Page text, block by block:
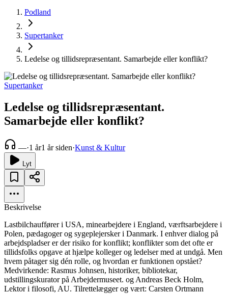
Podland
Supertanker
Ledelse og tillidsrepræsentant. Samarbejde eller konflikt?
Supertanker
Ledelse og tillidsrepræsentant.
Samarbejde eller konflikt?
—·1 år1 år siden·Kunst & Kultur
Lyt
Beskrivelse
Lastbilchauffører i USA, minearbejdere i England, værftsarbejdere i
Polen, pædagoger og sygeplejersker i Danmark. I enhver dialog på
arbejdspladser er der risiko for konflikt; konflikter som det ofte er
tillidsfolks opgave at hjælpe kolleger og ledelser med at undgå. Men
hvem påtager sig dén rolle, og hvordan er funktionen opstået?
Medvirkende: Rasmus Johnsen, historiker, bibliotekar,
udstillingskurator på Arbejdermuseet. og Andreas Beck Holm,
Lektor i filosofi, AU. Tilrettelægger og vært: Carsten Ortmann